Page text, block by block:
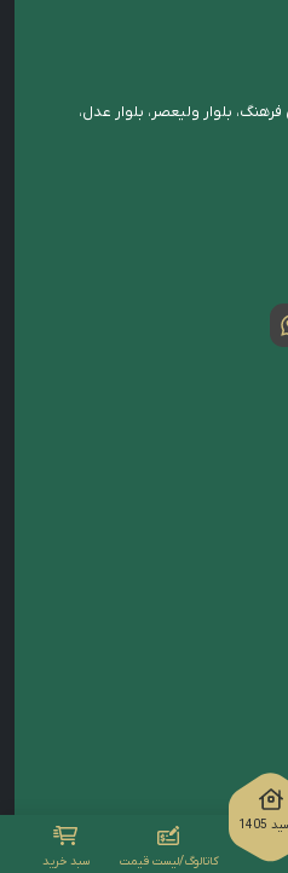
بلوار ولیعصر، بلوار عدل،
1405
کاتالوگ/لیست قیمت سبد خرید